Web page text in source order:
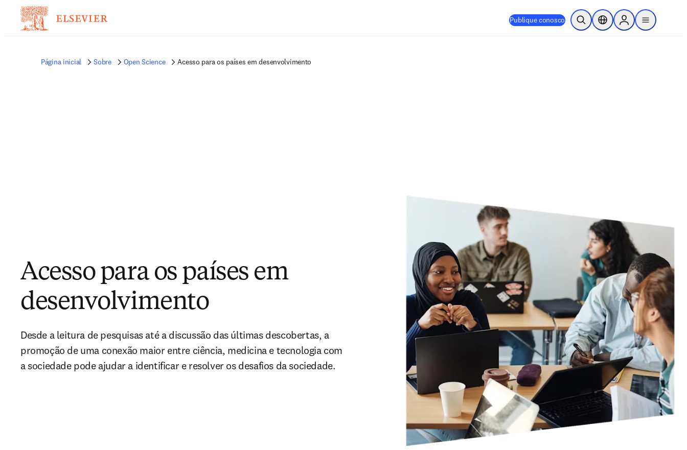
Publique conosco Pesquisa aberta
Seletor de localização
Sign in to products
menu
Página inicial Sobre Open Science Acesso para os países em desenvolvimento
Acesso para os países em
desenvolvimento
Desde a leitura de pesquisas até a discussão das últimas descobertas, a
promoção de uma conexão maior entre ciência, medicina e tecnologia com
a sociedade pode ajudar a identificar e resolver os desafios da sociedade.